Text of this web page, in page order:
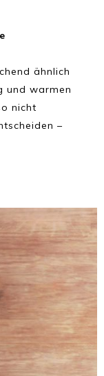
ähnlich
und warmen
nicht
–